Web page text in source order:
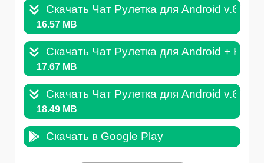
Скачать Чат Рулетка для Android
16.57 MB
Скачать Чат Рулетка для Android + Кеш
17.67 MB
Скачать Чат Рулетка для Android
18.49 MB
Скачать в Google Play